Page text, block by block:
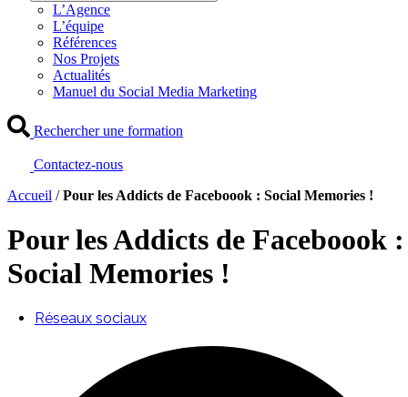
L’Agence
L’équipe
Références
Nos Projets
Actualités
Manuel du Social Media Marketing
Rechercher une formation
Contactez-nous
Accueil /Pour les Addicts de Faceboook : Social Memories !
Pour les Addicts de Faceboook :
Social Memories !
Réseaux sociaux